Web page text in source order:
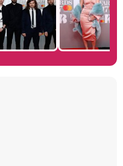
Manu Baqueiro: "Tuve como referente a Bruce Willis en 'Luz de Luna' para mi trabajo en la serie 'Perdiendo el juicio'"